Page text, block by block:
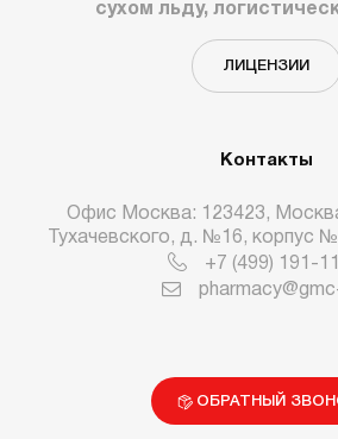
сухом льду,
ЛИЦЕНЗИИ
Контакты
Офис Москва: 123423,
Тухачевского, д. №16, корпус
+7 (499) 191-
ОБРАТНЫЙ